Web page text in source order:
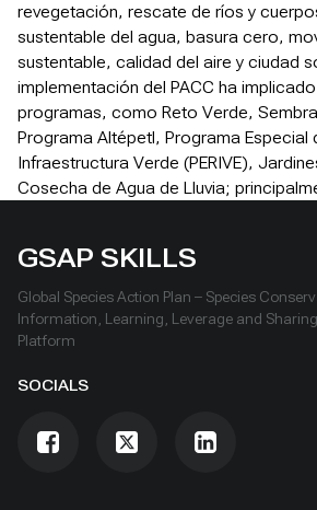
revegetación, rescate de ríos y
sustentable del agua, basura cero,
sustentable, calidad del aire y ciudad
implementación del PACC ha
programas, como Reto Verde,
Programa Altépetl, Programa Especial
Infraestructura Verde (PERIVE),
Cosecha de Agua de Lluvia;
GSAP SKILLS
Global Species Action Plan – Species
Information, Learning, Leverage and
Platform
SOCIALS